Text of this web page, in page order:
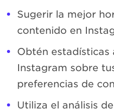
Sugerir la mejor
contenido en
Obtén estadísticas
Instagram sobre
preferencias de
Utiliza el análisis